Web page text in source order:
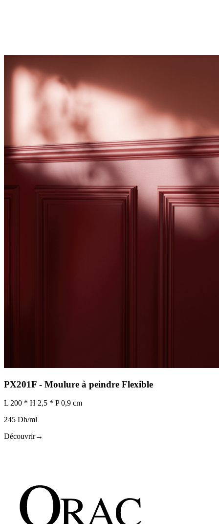
PX201F - Moulure à peindre Flexible
L 200 * H 2,5 * P 0,9 cm
245 Dh/ml
Découvrir→